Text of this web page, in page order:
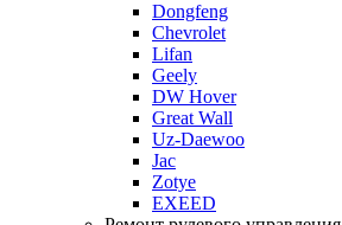
Dongfeng
Chevrolet
Lifan
Geely
DW Hover
Great Wall
Uz-Daewoo
Jac
Zotye
EXEED